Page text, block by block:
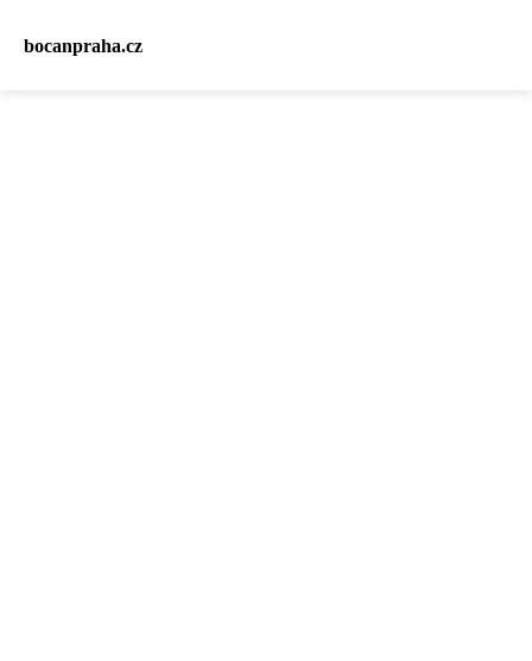
bocanpraha.cz